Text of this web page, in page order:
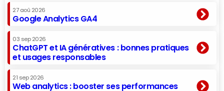
27 aoû 2026
Google Analytics GA4
03 sep 2026
ChatGPT et IA génératives : bonnes pratiques
et usages responsables
21 sep 2026
Web analytics : booster ses performances